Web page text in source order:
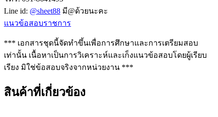
Line id: @sheet88 มี@ด้วยนะคะ
แนวข้อสอบราชการ
*** เอกสารชุดนี้จัดทำขึ้นเพื่อการศึกษาและการเตรียมสอบ
เท่านั้น เนื้อหาเป็นการวิเคราะห์และเก็งแนวข้อสอบโดยผู้เรียบ
เรียง มิใช่ข้อสอบจริงจากหน่วยงาน ***
สินค้าที่เกี่ยวข้อง